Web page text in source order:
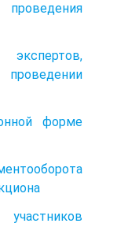
форме